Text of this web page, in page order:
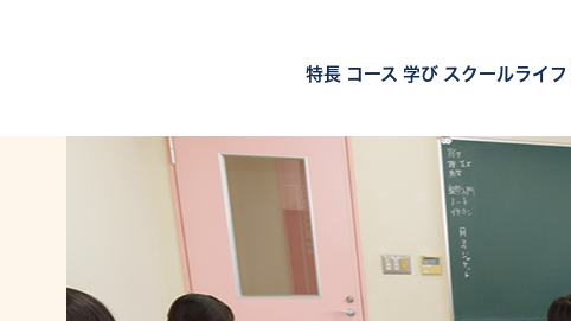
特長 コース 学び スクールライフ